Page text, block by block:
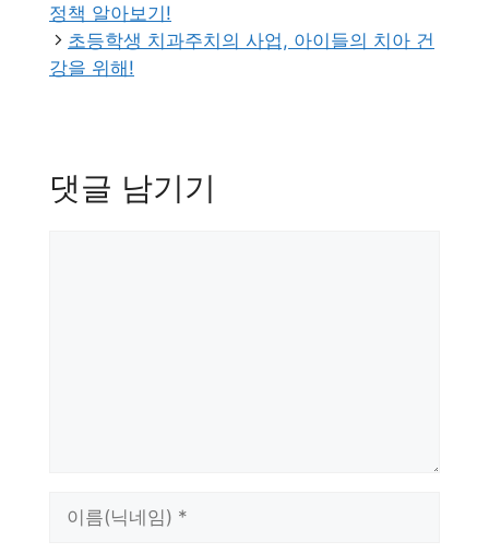
리
정책 알아보기!
초등학생 치과주치의 사업, 아이들의 치아 건
강을 위해!
댓글 남기기